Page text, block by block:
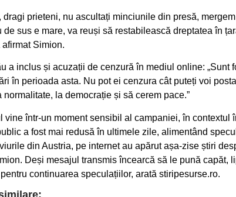
dragi prieteni, nu ascultați minciunile din presă,
de sus e mare, va reuși să restabilească dreptatea în
afirmat Simion.
a inclus și acuzații de cenzură în mediul online: „Sunt
în perioada asta. Nu pot ei cenzura cât puteți voi
normalitate, la democrație și să cerem pace.”
vine într-un moment sensibil al campaniei, în contextul
a fost mai redusă în ultimele zile, alimentând
din Austria, pe internet au apărut așa-zise știri
Deși mesajul transmis încearcă să le pună capăt,
continuarea speculațiilor, arată stiripesurse.ro.